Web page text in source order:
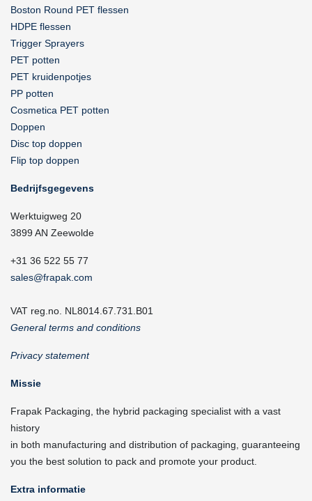
Boston Round PET flessen
HDPE flessen
Trigger Sprayers
PET potten
PET kruidenpotjes
PP potten
Cosmetica PET potten
Doppen
Disc top doppen
Flip top doppen
Bedrijfsgegevens
Werktuigweg 20
3899 AN Zeewolde
+31 36 522 55 77
sales@frapak.com
VAT reg.no. NL8014.67.731.B01
General terms and conditions
Privacy statement
Missie
Frapak Packaging, the hybrid packaging specialist with a vast
history
in both manufacturing and distribution of packaging, guaranteeing
you the best solution to pack and promote your product.
Extra informatie